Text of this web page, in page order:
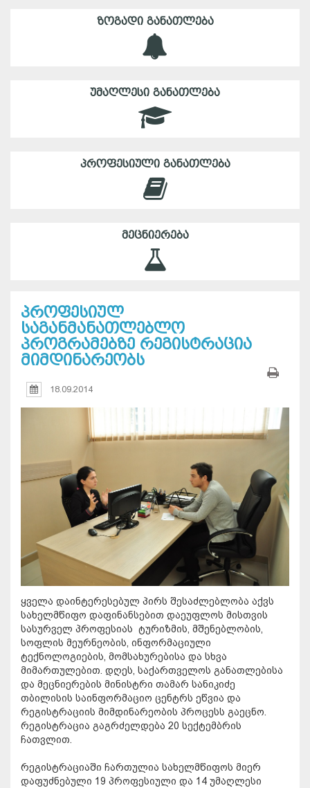
ᲖᲝᲒᲐᲓᲘ ᲒᲐᲜᲐᲗᲚᲔᲑᲐ
ᲣᲛᲐᲦᲚᲔᲡᲘ ᲒᲐᲜᲐᲗᲚᲔᲑᲐ
ᲞᲠᲝᲤᲔᲡᲘᲣᲚᲘ ᲒᲐᲜᲐᲗᲚᲔᲑᲐ
ᲛᲔᲪᲜᲘᲔᲠᲔᲑᲐ
პროფესიულ
საგანმანათლებლო
პროგრამებზე რეგისტრაცია
მიმდინარეობს
18.09.2014
ყველა დაინტერესებულ პირს შესაძლებლობა აქვს
სახელმწიფო დაფინანსებით დაეუფლოს მისთვის
სასურველ პროფესიას ტურიზმის, მშენებლობის,
სოფლის მეურნეობის, ინფორმაციული
ტექნოლოგიების, მომსახურებისა და სხვა
მიმართულებით. დღეს, საქართველოს განათლებისა
და მეცნიერების მინისტრი თამარ სანიკიძე
თბილისის საინფორმაციო ცენტრს ეწვია და
რეგისტრაციის მიმდინარეობის პროცესს გაეცნო.
რეგისტრაცია გაგრძელდება 20 სექტემბრის
ჩათვლით.
რეგისტრაციაში ჩართულია სახელმწიფოს მიერ
დაფუძნებული 19 პროფესიული და 14 უმაღლესი